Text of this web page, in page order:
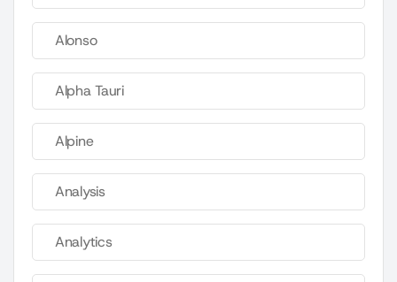
Alonso
Alpha Tauri
Alpine
Analysis
Analytics